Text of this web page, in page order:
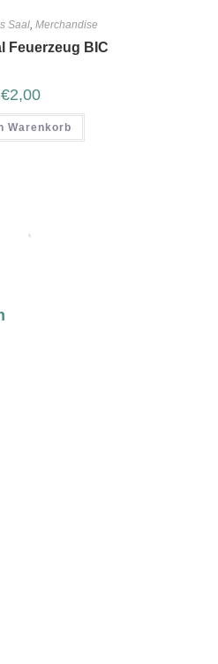
Saal, Merchandise
Feuerzeug BIC
€2,00
Warenkorb